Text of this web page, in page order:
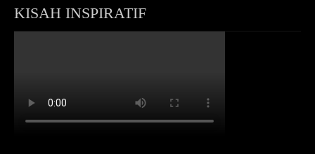
KISAH INSPIRATIF